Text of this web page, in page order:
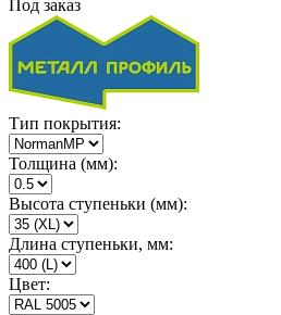
Под заказ
Тип покрытия:
Толщина (мм):
Высота ступеньки (мм):
Длина ступеньки, мм:
Цвет: